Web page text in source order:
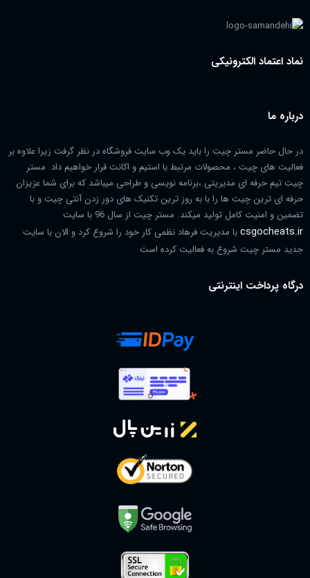
نماد اعتماد الکترونیکی
درباره ما
در حال حاضر مستر چیت را باید یک وب سایت فروشگاه در نظر گرفت زیرا علاوه بر
فعالیت های چیت ، محصولات مرتبط با استیم و اکانت قرار خواهیم داد. مستر
چیت تیم حرفه ای مدیریتی ،برنامه نویسی و طراحی میباشد که برای شما عزیزان
حرفه ای ترین چیت ها را با به روز ترین تکنیک های دور زدن آنتی چیت و با
تضمین و امنیت کامل تولید میکند. مستر چیت از سال 96 با سایت
csgocheats.irبا مدیریت فرهاد نظمی کار خود را شروع کرد و الان با سایت
جدید مستر چیت شروع به فعالیت کرده است
درگاه پرداخت اینترنتی